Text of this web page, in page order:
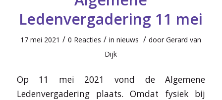
Ledenvergadering 11 mei
17 mei 2021 / 0 Reacties / innieuws / doorGerard van
Dijk
Op 11 mei 2021 vond de Algemene
Ledenvergadering plaats. Omdat fysiek bij